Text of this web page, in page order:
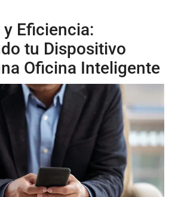
Eficiencia:
tu Dispositivo
Oficina Inteligente